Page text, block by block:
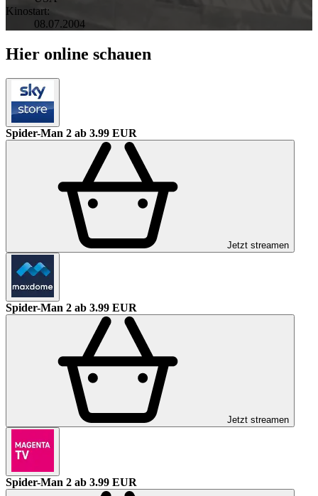
Kinostart:
08.07.2004
Hier online schauen
Spider-Man 2 ab 3.99 EUR
Jetzt streamen
Spider-Man 2 ab 3.99 EUR
Jetzt streamen
Spider-Man 2 ab 3.99 EUR